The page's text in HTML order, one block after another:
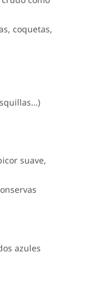
coquetas,
suave,
azules